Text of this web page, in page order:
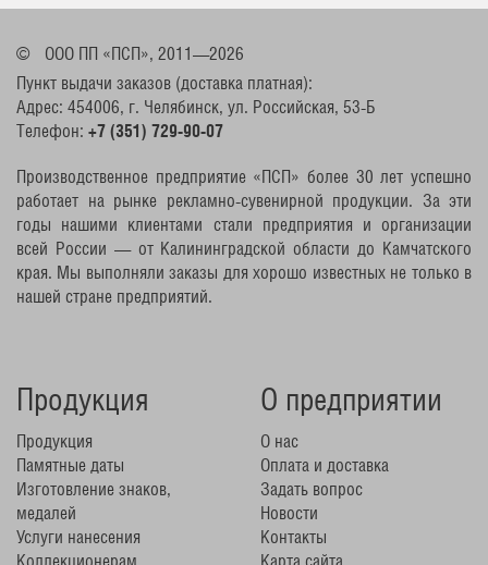
©
ООО ПП «ПСП», 2011—2026
Пункт выдачи заказов (доставка платная):
Адрес: 454006, г. Челябинск, ул. Российская, 53-Б
Телефон: +7 (351) 729-90-07
Производственное предприятие «ПСП» более 30 лет успешно
работает на рынке рекламно-сувенирной продукции. За эти
годы нашими клиентами стали предприятия и организации
всей России — от Калининградской области до Камчатского
края. Мы выполняли заказы для хорошо известных не только в
нашей стране предприятий.
Продукция
Продукция
Памятные даты
Изготовление знаков,
медалей
Услуги нанесения
О предприятии
О нас
Оплата и доставка
Задать вопрос
Новости
Контакты